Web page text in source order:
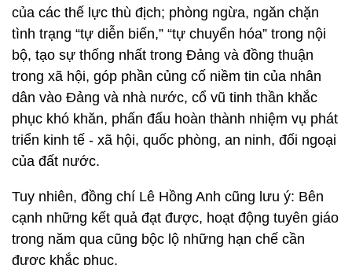
của các thế lực thù địch; phòng ngừa, ngăn chặn
tình trạng “tự diễn biến,” “tự chuyển hóa” trong nội
bộ, tạo sự thống nhất trong Đảng và đồng thuận
trong xã hội, góp phần củng cố niềm tin của nhân
dân vào Đảng và nhà nước, cổ vũ tinh thần khắc
phục khó khăn, phấn đấu hoàn thành nhiệm vụ phát
triển kinh tế - xã hội, quốc phòng, an ninh, đối ngoại
của đất nước.
Tuy nhiên, đồng chí Lê Hồng Anh cũng lưu ý: Bên
cạnh những kết quả đạt được, hoạt động tuyên giáo
trong năm qua cũng bộc lộ những hạn chế cần
được khắc phục.